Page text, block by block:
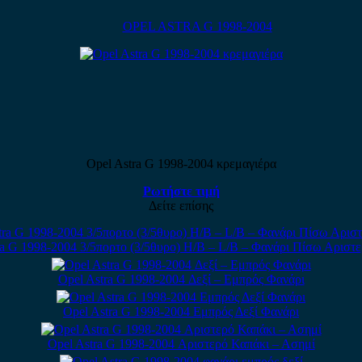
OPEL ASTRA G 1998-2004
Opel Astra G 1998-2004 κρεμαγιέρα
Ρωτήστε τιμή
Δείτε επίσης
G 1998-2004 3/5πορτο (3/5θυρο) H/B – L/B – Φανάρι Πίσω
Opel Astra G 1998-2004 Δεξί – Εμπρός Φανάρι
Opel Astra G 1998-2004 Εμπρός Δεξί Φανάρι
Opel Astra G 1998-2004 Αριστερό Καπάκι – Ασημί